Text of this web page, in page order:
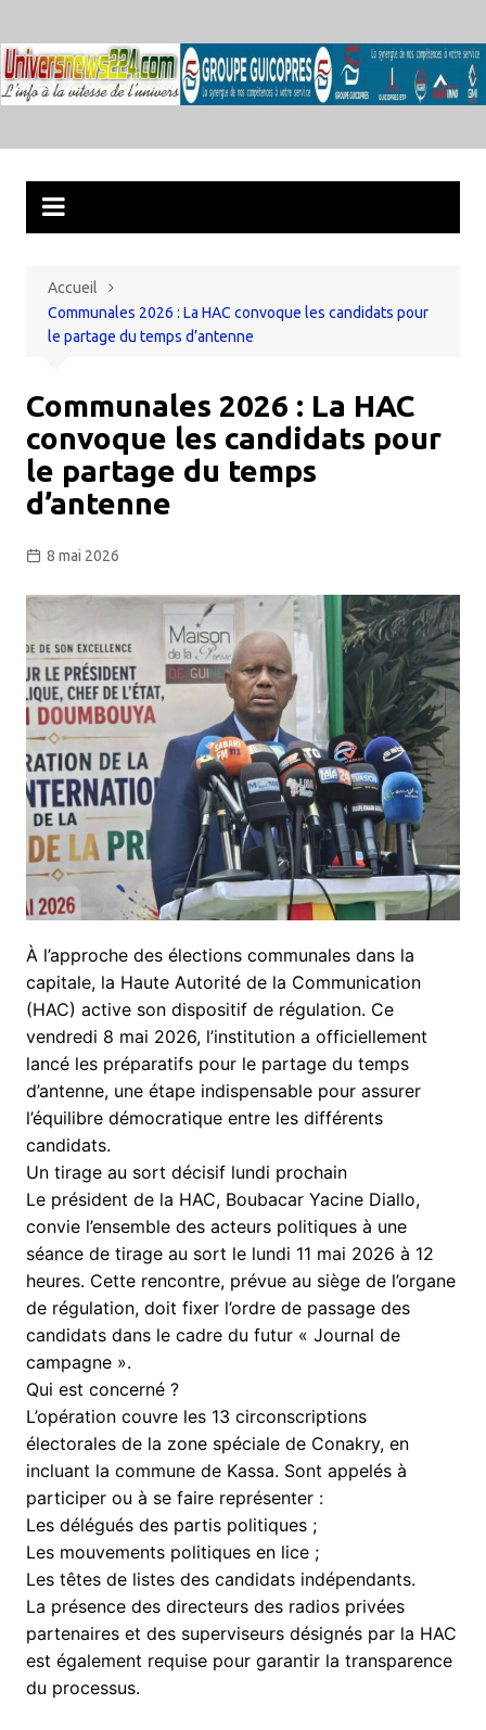
au
contenu
Accueil
​Communales 2026 : La HAC convoque les candidats pour
le partage du temps d’antenne
​Communales 2026 : La HAC
convoque les candidats pour
le partage du temps
d’antenne
8 mai 2026
​À l’approche des élections communales dans la
capitale, la Haute Autorité de la Communication
(HAC) active son dispositif de régulation. Ce
vendredi 8 mai 2026, l’institution a officiellement
lancé les préparatifs pour le partage du temps
d’antenne, une étape indispensable pour assurer
l’équilibre démocratique entre les différents
candidats.
​Un tirage au sort décisif lundi prochain
​Le président de la HAC, Boubacar Yacine Diallo,
convie l’ensemble des acteurs politiques à une
séance de tirage au sort le lundi 11 mai 2026 à 12
heures. Cette rencontre, prévue au siège de l’organe
de régulation, doit fixer l’ordre de passage des
candidats dans le cadre du futur « Journal de
campagne ».
​Qui est concerné ?
​L’opération couvre les 13 circonscriptions
électorales de la zone spéciale de Conakry, en
incluant la commune de Kassa. Sont appelés à
participer ou à se faire représenter :
​Les délégués des partis politiques ;
​Les mouvements politiques en lice ;
​Les têtes de listes des candidats indépendants.
​La présence des directeurs des radios privées
partenaires et des superviseurs désignés par la HAC
est également requise pour garantir la transparence
du processus.